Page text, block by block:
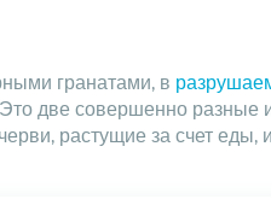
гранатами, в
две совершенно разные
растущие за счет